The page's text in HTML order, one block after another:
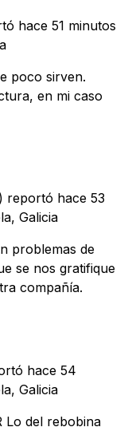
hace 51 minutos
poco sirven.
en mi caso
reportó hace 53
Galicia
problemas de
se nos gratifique
compañía.
hace 54
Galicia
Lo del rebobina